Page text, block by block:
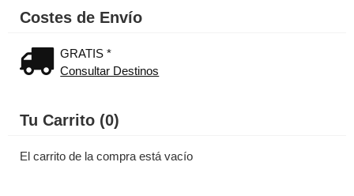
Costes de Envío
GRATIS *
Consultar Destinos
Tu Carrito (0)
El carrito de la compra está vacío